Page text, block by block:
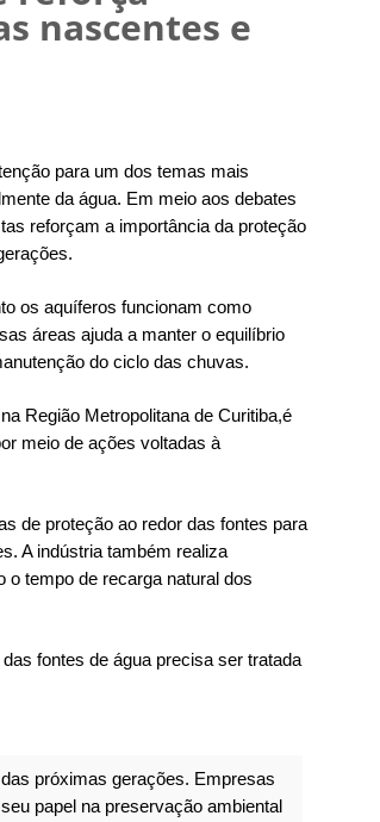
nascentes e
para um dos temas mais
da água. Em meio aos debates
reforçam a importância da proteção
os aquíferos funcionam como
áreas ajuda a manter o equilíbrio
do ciclo das chuvas.
Região Metropolitana de Curitiba,é
meio de ações voltadas à
de proteção ao redor das fontes para
A indústria também realiza
o tempo de recarga natural dos
fontes de água precisa ser tratada
próximas gerações. Empresas
papel na preservação ambiental